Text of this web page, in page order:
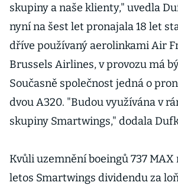
skupiny a naše klienty," uvedla
nyní na šest let pronajala 18 let
dříve používaný aerolinkami Air
Brussels Airlines, v provozu má
Současně společnost jedná o
dvou A320. "Budou využívána v
skupiny Smartwings," dodala
Kvůli uzemnění boeingů 737
letos Smartwings dividendu za